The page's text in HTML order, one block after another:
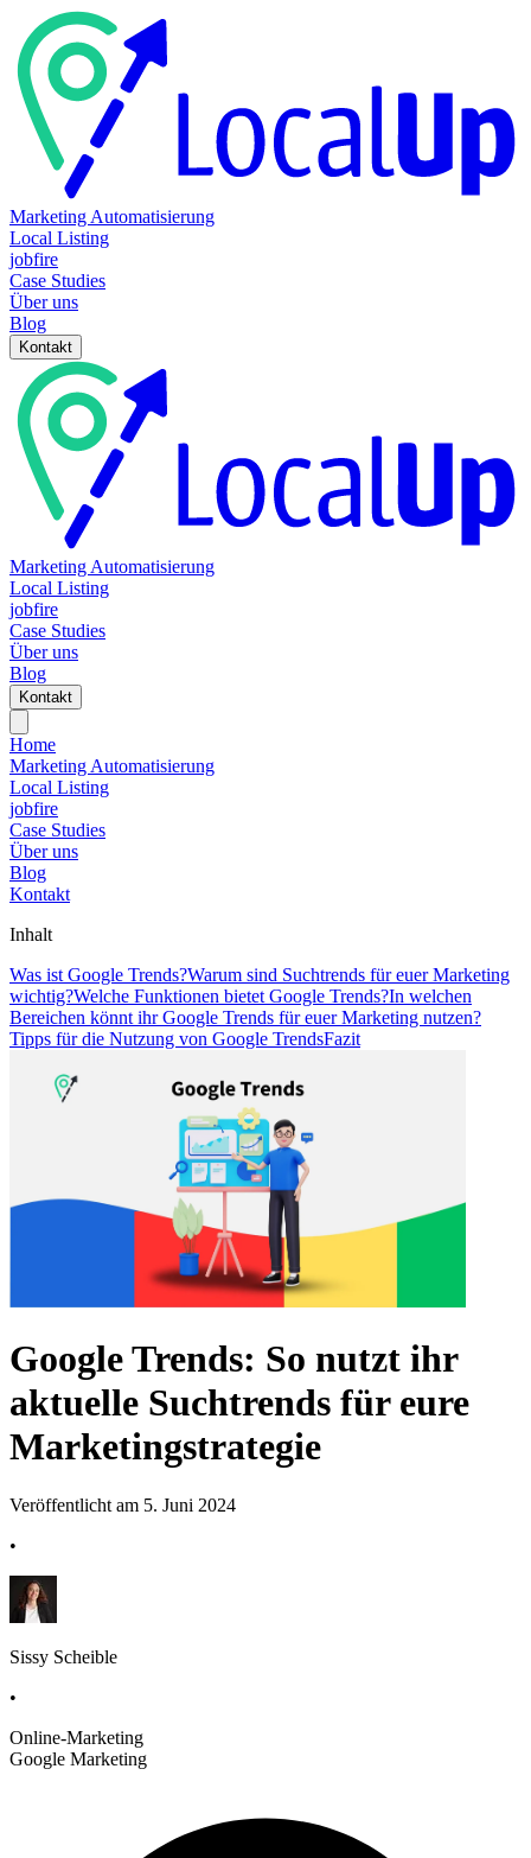
Marketing Automatisierung
Local Listing
jobfire
Case Studies
Über uns
Blog
Kontakt
Marketing Automatisierung
Local Listing
jobfire
Case Studies
Über uns
Blog
Kontakt
Home
Marketing Automatisierung
Local Listing
jobfire
Case Studies
Über uns
Blog
Kontakt
Inhalt
Was ist Google Trends?Warum sind Suchtrends für euer Marketing
wichtig?Welche Funktionen bietet Google Trends?In welchen
Bereichen könnt ihr Google Trends für euer Marketing nutzen?
Tipps für die Nutzung von Google TrendsFazit
Google Trends: So nutzt ihr
aktuelle Suchtrends für eure
Marketingstrategie
Veröffentlicht am 5. Juni 2024
•
Sissy Scheible
•
Online-Marketing
Google Marketing